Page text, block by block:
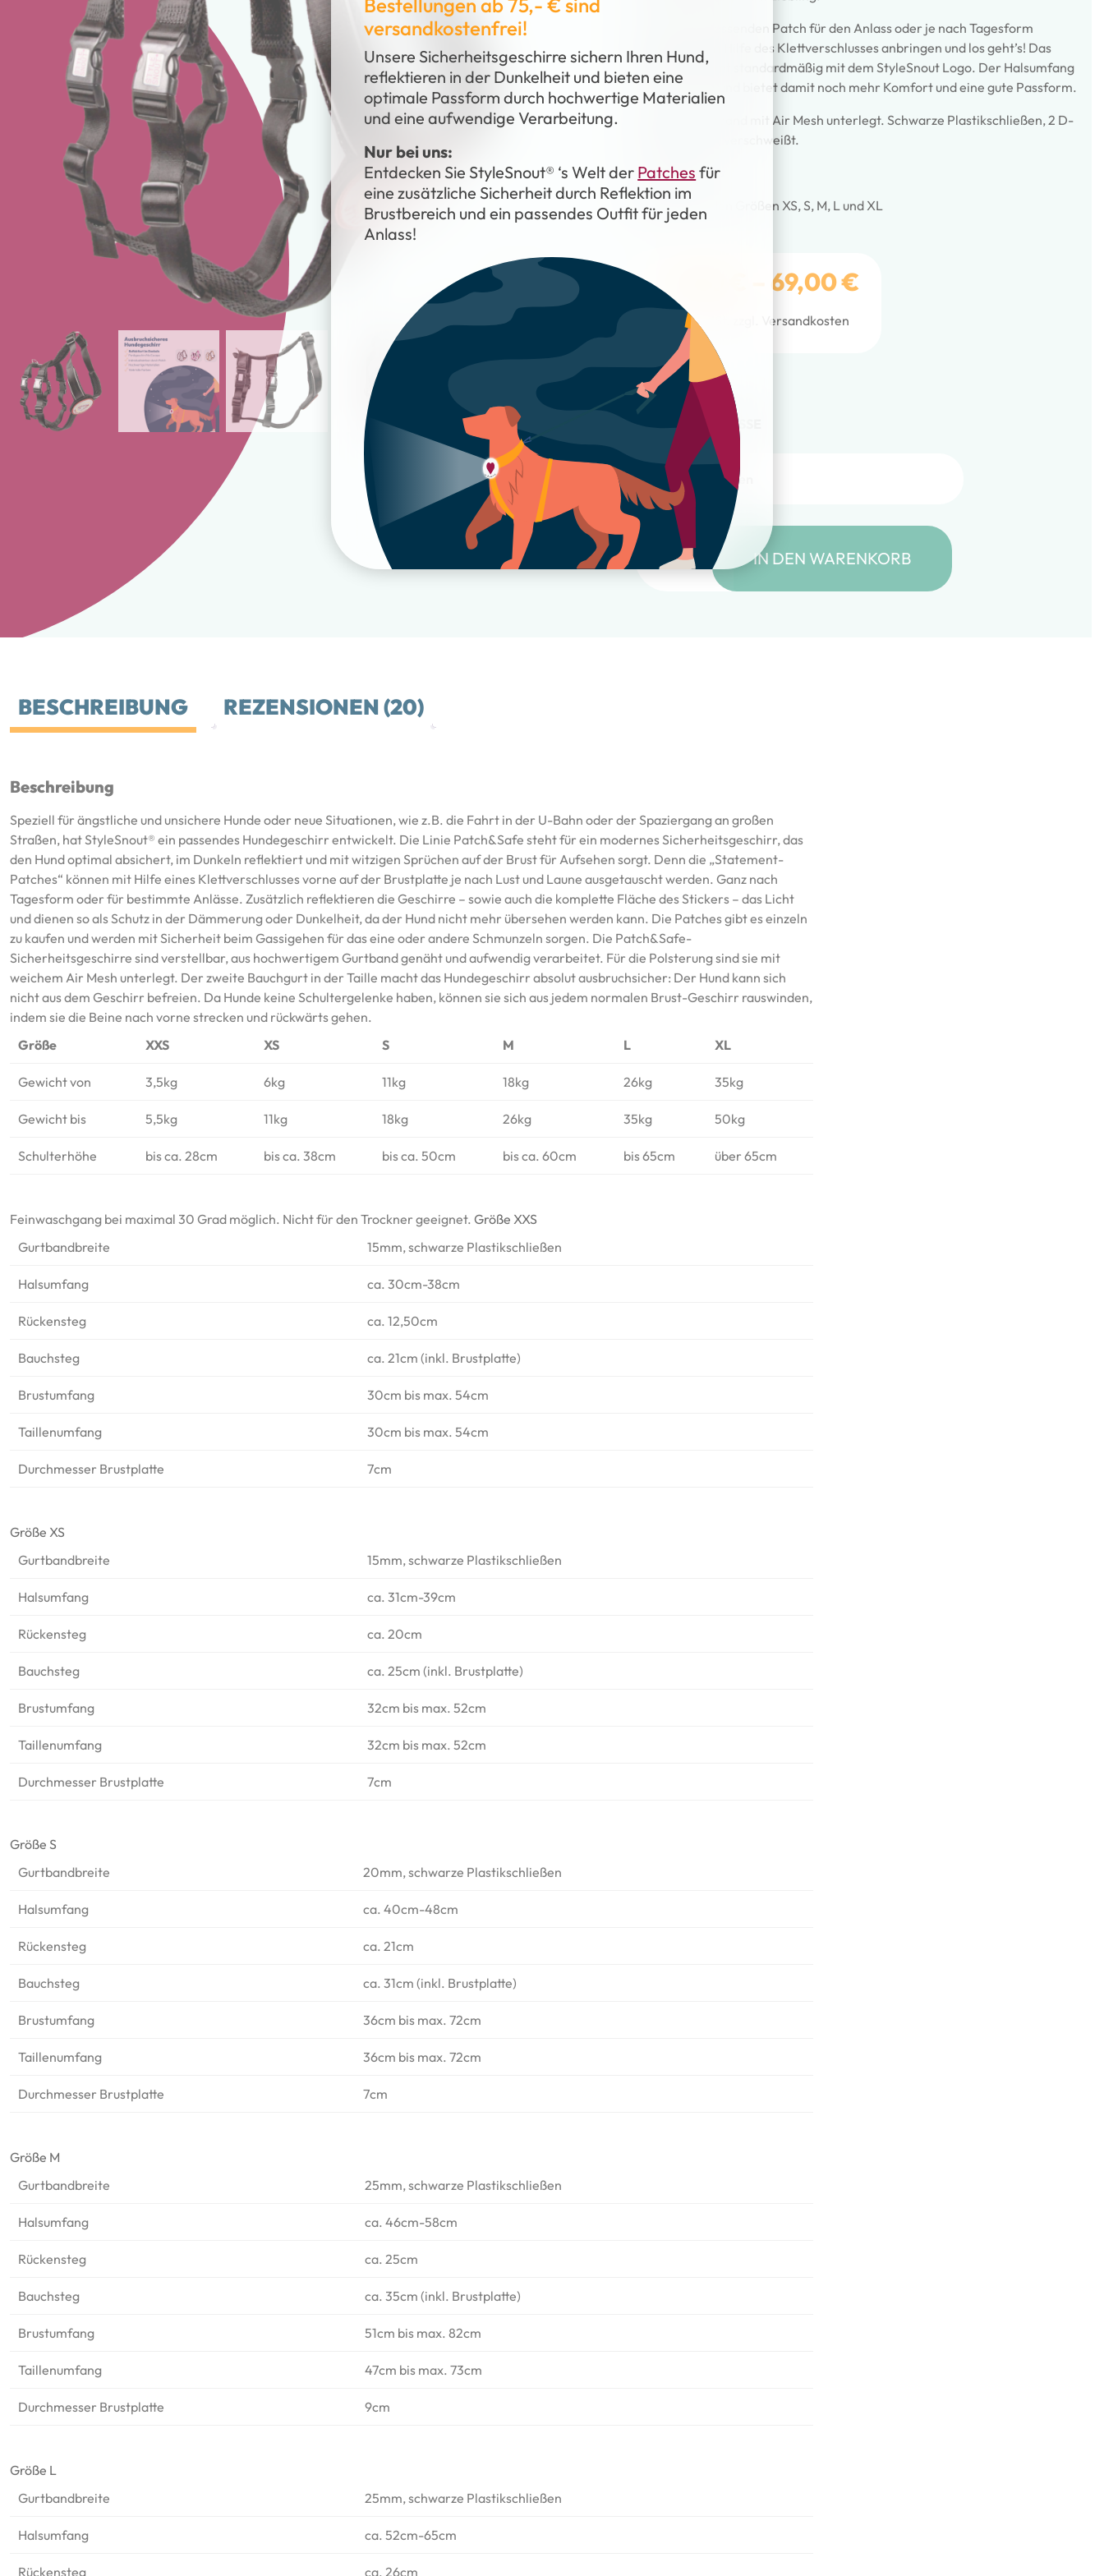
Einfach den passenden Patch für den Anlass oder je nach Tagesform
aussuchen, mit Hilfe des Klettverschlusses anbringen und los geht’s! Das
Geschirr kommt standardmäßig mit dem StyleSnout Logo. Der Halsumfang
ist verstellbar und bietet damit noch mehr Komfort und eine gute Passform.
Material: Gurtband mit Air Mesh unterlegt. Schwarze Plastikschließen, 2 D-
Ringe in Silber, verschweißt.
Farbe: Schwarz
Verfügbar in den Größen XS, S, M, L und XL
49,00 69,00€
inkl. MwSt. Versandkosten
GESCHIRRGRÖSSE
Sicherheitsgeschirr – Patch&Safe – Schwarz Menge
IN DEN WARENKORB
BESCHREIBUNG REZENSIONEN (20)
Beschreibung
Speziell für ängstliche und unsichere Hunde oder neue Situationen, wie z.B. die Fahrt in der U-Bahn oder der Spaziergang an großen
Straßen, hat StyleSnout® ein passendes Hundegeschirr entwickelt. Die Linie Patch&Safe steht für ein modernes Sicherheitsgeschirr, das
den Hund optimal absichert, im Dunkeln reflektiert und mit witzigen Sprüchen auf der Brust für Aufsehen sorgt. Denn die „Statement-
Patches“ können mit Hilfe eines Klettverschlusses vorne auf der Brustplatte je nach Lust und Laune ausgetauscht werden. Ganz nach
Tagesform oder für bestimmte Anlässe. Zusätzlich reflektieren die Geschirre – sowie auch die komplette Fläche des Stickers – das Licht
und dienen so als Schutz in der Dämmerung oder Dunkelheit, da der Hund nicht mehr übersehen werden kann. Die Patches gibt es einzeln
zu kaufen und werden mit Sicherheit beim Gassigehen für das eine oder andere Schmunzeln sorgen. Die Patch&Safe-
Sicherheitsgeschirre sind verstellbar, aus hochwertigem Gurtband genäht und aufwendig verarbeitet. Für die Polsterung sind sie mit
weichem Air Mesh unterlegt. Der zweite Bauchgurt in der Taille macht das Hundegeschirr absolut ausbruchsicher: Der Hund kann sich
nicht aus dem Geschirr befreien. Da Hunde keine Schultergelenke haben, können sie sich aus jedem normalen Brust-Geschirr rauswinden,
indem sie die Beine nach vorne strecken und rückwärts gehen.
Größe
XXS XS S M L XL
Gewicht von 3,5kg 6kg 11kg 18kg 26kg 35kg
Gewicht bis 5,5kg 11kg 18kg 26kg 35kg 50kg
Schulterhöhe bis ca. 28cm bis ca. 38cm bis ca. 50cm bis ca. 60cm bis 65cm über 65cm
Feinwaschgang bei maximal 30 Grad möglich. Nicht für den Trockner geeignet. Größe XXS
Gurtbandbreite
15mm, schwarze Plastikschließen
Halsumfang ca. 30cm-38cm
Rückensteg ca. 12,50cm
Bauchsteg ca. 21cm (inkl. Brustplatte)
Brustumfang 30cm bis max. 54cm
Taillenumfang 30cm bis max. 54cm
Durchmesser Brustplatte 7cm
Größe XS
Gurtbandbreite
15mm, schwarze Plastikschließen
Halsumfang ca. 31cm-39cm
Rückensteg ca. 20cm
Bauchsteg ca. 25cm (inkl. Brustplatte)
Brustumfang 32cm bis max. 52cm
Taillenumfang 32cm bis max. 52cm
Durchmesser Brustplatte 7cm
Größe S
Gurtbandbreite
20mm, schwarze Plastikschließen
Halsumfang ca. 40cm-48cm
Rückensteg ca. 21cm
Bauchsteg ca. 31cm (inkl. Brustplatte)
Brustumfang 36cm bis max. 72cm
Taillenumfang 36cm bis max. 72cm
Durchmesser Brustplatte 7cm
Größe M
Gurtbandbreite
25mm, schwarze Plastikschließen
Halsumfang ca. 46cm-58cm
Rückensteg ca. 25cm
Bauchsteg ca. 35cm (inkl. Brustplatte)
Brustumfang 51cm bis max. 82cm
Taillenumfang 47cm bis max. 73cm
Durchmesser Brustplatte 9cm
Größe L
Gurtbandbreite
25mm, schwarze Plastikschließen
Halsumfang ca. 52cm-65cm
Rückensteg ca. 26cm
Bestellungen ab 75,- € sind
versandkostenfrei!
Unsere Sicherheitsgeschirre sichern Ihren Hund,
reflektieren in der Dunkelheit und bieten eine
optimale Passform durch hochwertige Materialien
und eine aufwendige Verarbeitung.
Nur bei uns:
Entdecken Sie StyleSnout® ‘s Welt der Patches für
eine zusätzliche Sicherheit durch Reflektion im
Brustbereich und ein passendes Outfit für jeden
Anlass!